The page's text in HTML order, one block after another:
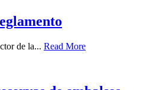
de la... Read More